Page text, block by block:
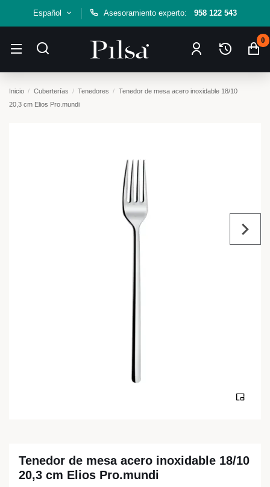
Español Asesoramiento experto: 958 122 543
0
Inicio Cuberterías Tenedores
Tenedor de mesa acero inoxidable 18/10
20,3 cm Elios Pro.mundi
Tenedor de mesa acero inoxidable 18/10
20,3 cm Elios Pro.mundi